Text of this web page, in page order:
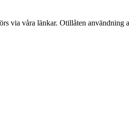
via våra länkar. Otillåten användning